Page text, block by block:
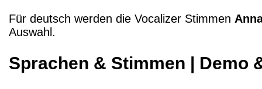
Für deutsch werden die Vocalizer Stimmen
Auswahl.
Sprachen & Stimmen | Demo